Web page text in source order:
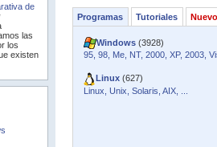
de
las
los
existen
Programas Tutoriales
Windows(3928)
95, 98, Me, NT, 2000, XP, 2003,
Linux(627)
Linux, Unix, Solaris, AIX, ...